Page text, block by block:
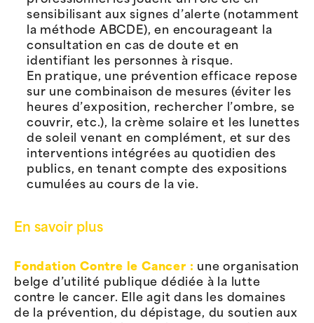
sensibilisant aux signes d’alerte (notamment
la méthode ABCDE), en encourageant la
consultation en cas de doute et en
identifiant les personnes à risque.
En pratique, une prévention efficace repose
sur une combinaison de mesures (éviter les
heures d’exposition, rechercher l’ombre, se
couvrir, etc.), la crème solaire et les lunettes
de soleil venant en complément, et sur des
interventions intégrées au quotidien des
publics, en tenant compte des expositions
cumulées au cours de la vie.
En savoir plus
Fondation Contre le Cancer : une organisation
belge d’utilité publique dédiée à la lutte
contre le cancer. Elle agit dans les domaines
de la prévention, du dépistage, du soutien aux